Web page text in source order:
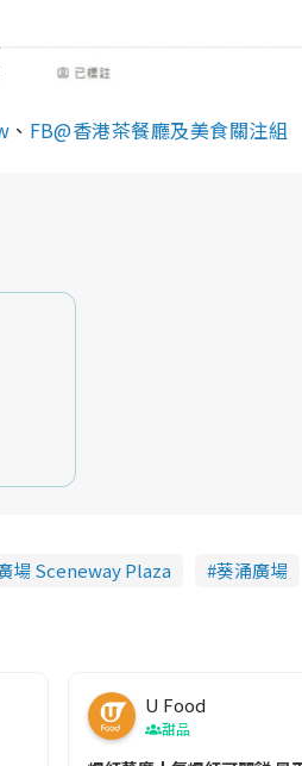
、 FB@香港茶餐廳及美食關注組
場 Sceneway Plaza 葵涌廣場
U Food
甜品